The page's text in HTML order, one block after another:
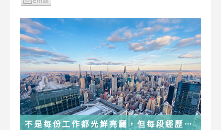
不是每份工作都光鮮亮麗，但每段經歷都